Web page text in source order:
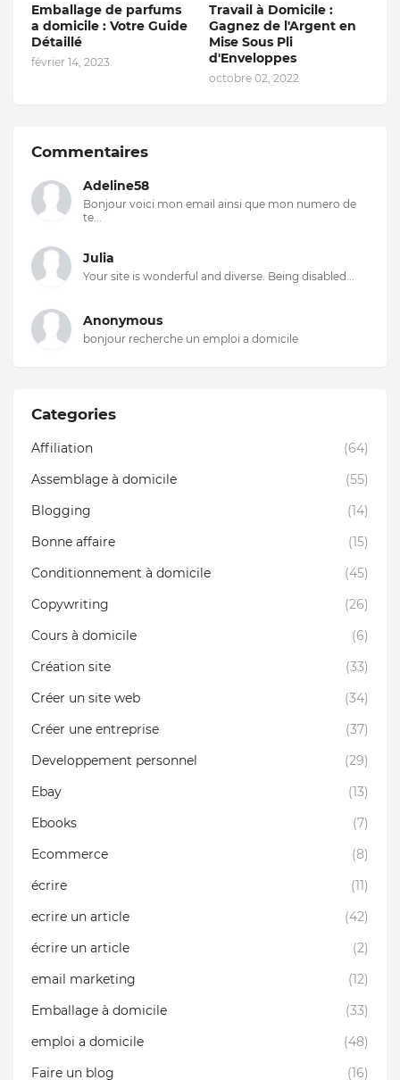
Emballage de parfums
a domicile : Votre Guide
Détaillé
février 14, 2023
Travail à Domicile :
Gagnez de l'Argent en
Mise Sous Pli
d'Enveloppes
octobre 02, 2022
Commentaires
Adeline58
Bonjour voici mon email ainsi que mon numero de
te...
Julia
Your site is wonderful and diverse. Being disabled...
Anonymous
bonjour recherche un emploi a domicile
Categories
Affiliation
(64)
Assemblage à domicile
(55)
Blogging
(14)
Bonne affaire
(15)
Conditionnement à domicile
(45)
Copywriting
(26)
Cours à domicile
(6)
Création site
(33)
Créer un site web
(34)
Créer une entreprise
(37)
Developpement personnel
(29)
Ebay
(13)
Ebooks
(7)
Ecommerce
(8)
écrire
(11)
ecrire un article
(42)
écrire un article
(2)
email marketing
(12)
Emballage à domicile
(33)
emploi a domicile
(48)
Faire un blog
(16)